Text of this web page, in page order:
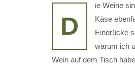
D
ie Weine
Käse
Eindrücke
warum ich
Wein auf dem Tisch